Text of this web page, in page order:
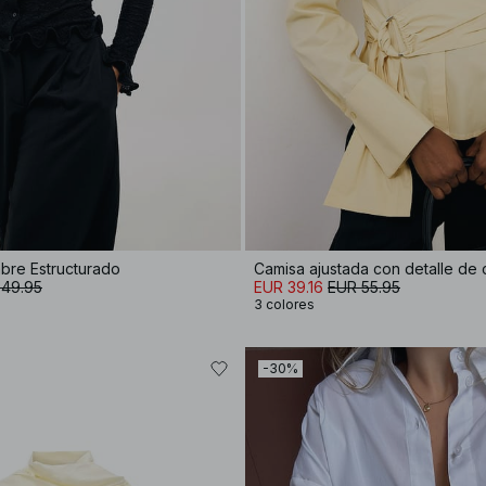
Estructurado
49.95
Camisa ajustada con detalle de
EUR 39.16 EUR 55.95
3 colores
-30%